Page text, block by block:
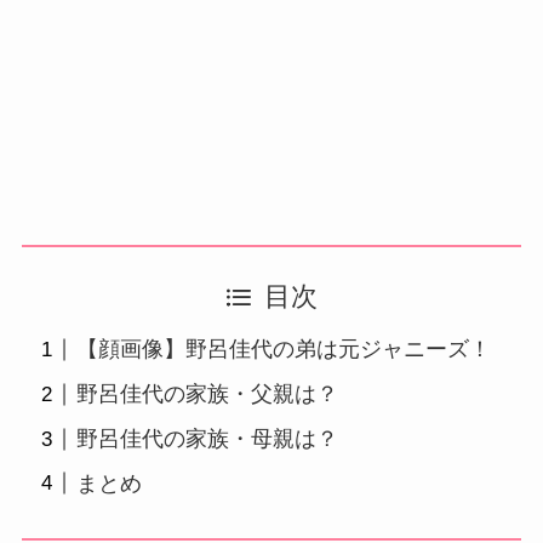
目次
【顔画像】野呂佳代の弟は元ジャニーズ！
野呂佳代の家族・父親は？
野呂佳代の家族・母親は？
まとめ